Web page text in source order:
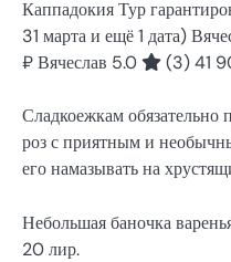
Каппадокия Тур
31 марта и ещё 1 дата)
₽Вячеслав 5.0 (3)41
Сладкоежкам обязательно
роз с приятным и
его намазывать на
Небольшая баночка
20 лир.